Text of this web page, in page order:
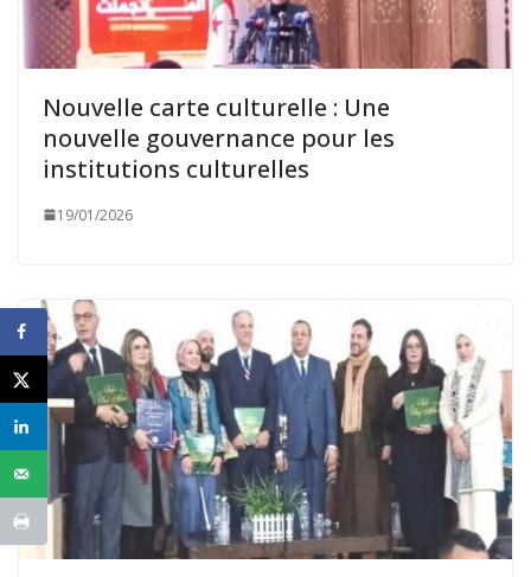
Nouvelle carte culturelle : Une
nouvelle gouvernance pour les
institutions culturelles
19/01/2026